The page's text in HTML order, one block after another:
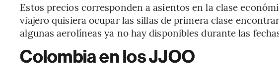
Estos precios corresponden a asientos en la clase
viajero quisiera ocupar las sillas de primera clase
algunas aerolíneas ya no hay disponibles durante las
Colombia en los JJOO